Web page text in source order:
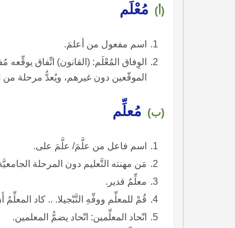
(أ) مُعْلَم
اسم مفعول من أعلمَ.
الوِفاق المُعْلَم: (القانون) اتِّفاق
الموقّعين دون غيرهم، ويُعدُّ مرحلة من
(ب) مُعلِّم
اسم فاعل من علَّمَ/ علَّمَ على.
مَن مهنته التَّعليم دون المرحلة
معلِّمٌ قدير.
قُمْ للمعلِّم ووفِّهِ التَّبْجيلا. .. كاد المعلِّمُ أَنْ يكونَ رَسُولا.
اتّحاد المعلِّمين: اتّحاد يضمُّ المعلمين.